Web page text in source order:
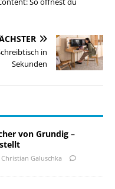
in
Sekunden
von Grundig –
Christian Galuschka